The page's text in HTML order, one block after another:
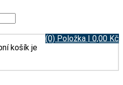
(0) Položka | 0,00 Kč
košík je